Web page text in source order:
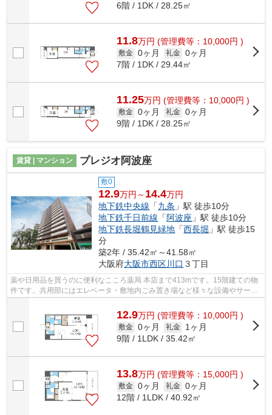
6階 / 1DK / 28.25㎡
11.8万円 (管理費等：10,000円 )
敷金 0ヶ月 礼金 0ヶ月
7階 / 1DK / 29.44㎡
11.25万円 (管理費等：10,000円 )
敷金 0ヶ月 礼金 0ヶ月
9階 / 1DK / 28.25㎡
賃貸 | マンション プレジオ阿波座
敷0
12.9万円～ 14.4万円
地下鉄中央線 「九条 」駅 徒歩10分
地下鉄千日前線 「阿波座 」駅 徒歩10分
地下鉄長堀鶴見緑地 「西長堀 」駅 徒歩15
分
築2年 / 35.42㎡～41.58㎡
大阪府大阪市西区川口 ３丁目
薬や日用品を買うのに便利なこころ薬局 本店まで413mです。15階建ての物
件です。共用部にはエレベータ・敷地内ごみ置き場など様々な設備やサービ
スが揃っているので便利です。通信速度...
12.9万円 (管理費等：10,000円 )
敷金 0ヶ月 礼金
1ヶ月
9階 / 1LDK / 35.42㎡
13.8万円 (管理費等：15,000円 )
敷金 0ヶ月 礼金 0ヶ月
12階 / 1LDK / 40.92㎡